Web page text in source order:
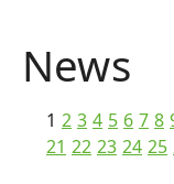
News
1 2 3 4 5 6 7 8
21 22 23 24 25